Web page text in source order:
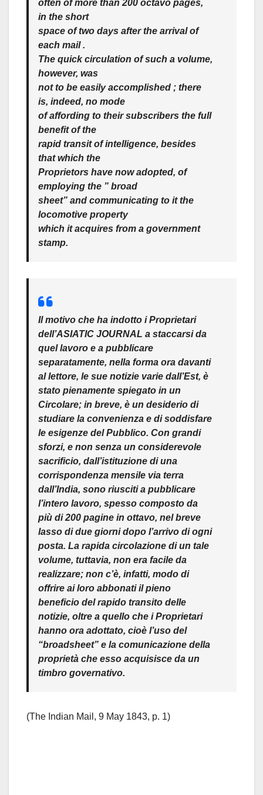
often of more than 200 octavo pages,
in the short
space of two days after the arrival of
each mail .
The quick circulation of such a volume,
however, was
not to be easily accomplished ; there
is, indeed, no mode
of affording to their subscribers the full
benefit of the
rapid transit of intelligence, besides
that which the
Proprietors have now adopted, of
employing the ” broad
sheet” and communicating to it the
locomotive property
which it acquires from a government
stamp.
Il motivo che ha indotto i Proprietari
dell’ASIATIC JOURNAL a staccarsi da
quel lavoro e a pubblicare
separatamente, nella forma ora davanti
al lettore, le sue notizie varie dall’Est, è
stato pienamente spiegato in un
Circolare; in breve, è un desiderio di
studiare la convenienza e di soddisfare
le esigenze del Pubblico. Con grandi
sforzi, e non senza un considerevole
sacrificio, dall’istituzione di una
corrispondenza mensile via terra
dall’India, sono riusciti a pubblicare
l’intero lavoro, spesso composto da
più di 200 pagine in ottavo, nel breve
lasso di due giorni dopo l’arrivo di ogni
posta. La rapida circolazione di un tale
volume, tuttavia, non era facile da
realizzare; non c’è, infatti, modo di
offrire ai loro abbonati il pieno
beneficio del rapido transito delle
notizie, oltre a quello che i Proprietari
hanno ora adottato, cioè l’uso del
“broadsheet” e la comunicazione della
proprietà che esso acquisisce da un
timbro governativo.
(The Indian Mail, 9 May 1843, p. 1)